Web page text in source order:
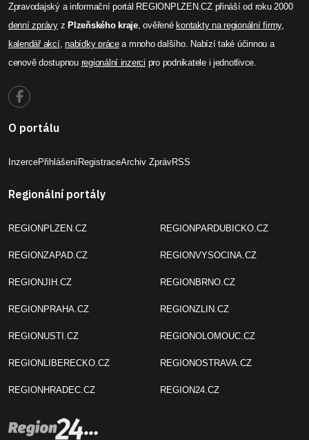
Zpravodajský a informační portál REGIONPLZEN.CZ přináší od roku 2000
denní zprávyzPlzeňského kraje, ověřenékontakty na regionální firmy,
kalendář akcí,nabídky prácea mnoho dalšího. Nabízí také účinnou a
cenově dostupnou regionální inzerci pro podnikatele i jednotlivce.
O portálu
InzercePřihlášeníRegistraceArchiv ZprávRSS
Regionální portály
REGIONPLZEN.CZ
REGIONZAPAD.CZ
REGIONJIH.CZ
REGIONPRAHA.CZ
REGIONUSTI.CZ
REGIONLIBERECKO.CZ
REGIONHRADEC.CZ
REGIONPARDUBICKO.CZ
REGIONVYSOCINA.CZ
REGIONBRNO.CZ
REGIONZLIN.CZ
REGIONOLOMOUC.CZ
REGIONOSTRAVA.CZ
REGION24.CZ